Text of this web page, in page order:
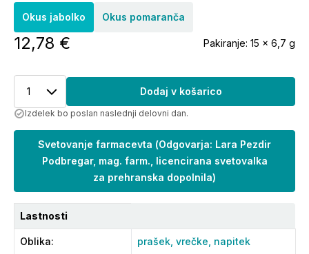
Okus jabolko Okus pomaranča
12,78 € Pakiranje: 15 x 6,7 g
1 Dodaj v košarico
Izdelek bo poslan naslednji delovni dan.
Svetovanje farmacevta (Odgovarja: Lara Pezdir
Podbregar, mag. farm., licencirana svetovalka
za prehranska dopolnila)
Lastnosti
Oblika: prašek, vrečke, napitek